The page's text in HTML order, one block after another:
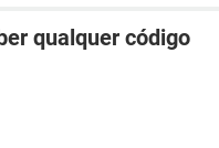
qualquer código